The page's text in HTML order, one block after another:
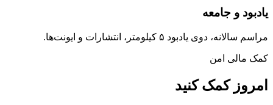
یادبود و جامعه
مراسم سالانه، دوی یادبود ۵ کیلومتر، انتشارات و ایونت‌ها.
کمک مالی امن
امروز کمک کنید